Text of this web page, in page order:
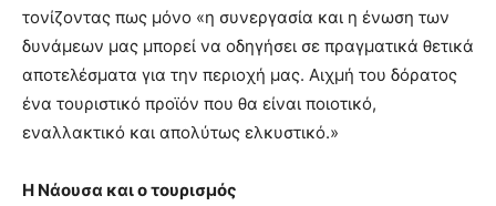
τονίζοντας πως μόνο «η συνεργασία και η ένωση των
δυνάμεων μας μπορεί να οδηγήσει σε πραγματικά θετικά
αποτελέσματα για την περιοχή μας. Αιχμή του δόρατος
ένα τουριστικό προϊόν που θα είναι ποιοτικό,
εναλλακτικό και απολύτως ελκυστικό.»
Η Νάουσα και ο τουρισμός